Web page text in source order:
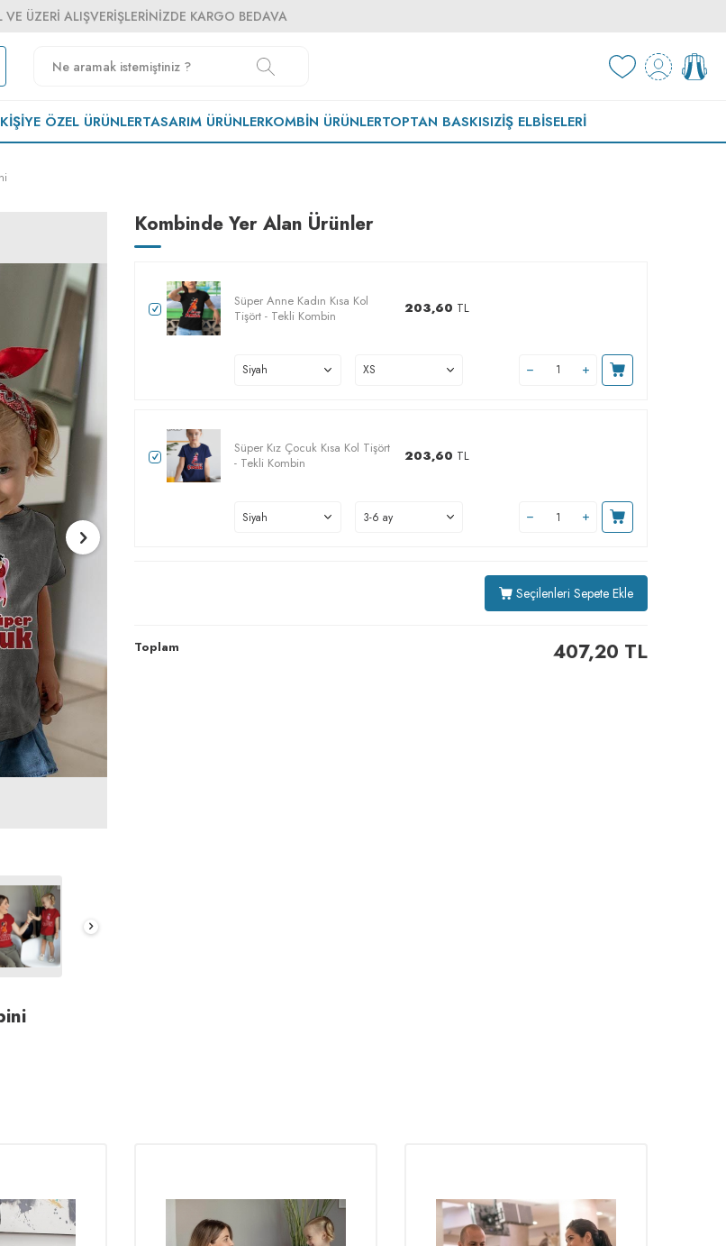
ÜZERI ALIŞVERIŞLERINIZDE KARGO BEDAVA
KIŞIYE ÖZEL ÜRÜNLERTASARIM ÜRÜNLERKOMBIN ÜRÜNLERTOPTAN BASKISIZİŞ ELBISELERI
Kombinde Yer Alan Ürünler
Süper Anne Kadın Kısa Kol
Tişört - Tekli Kombin
203,60 TL
Süper Kız Çocuk Kısa Kol Tişört
- Tekli Kombin
203,60 TL
Seçilenleri Sepete Ekle
Toplam 407,20 TL